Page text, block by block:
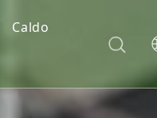
Caldo
L-treonina